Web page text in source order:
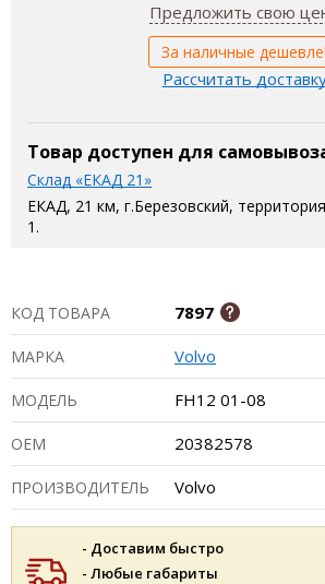
Предложить свою
За наличные дешевле!
Рассчитать
Товар доступен для
Склад «ЕКАД 21»
ЕКАД, 21 км, г.Березовский,
1.
КОД ТОВАРА 7897
МАРКА Volvo
МОДЕЛЬ FH12 01-08
ОЕМ 20382578
ПРОИЗВОДИТЕЛЬ Volvo
- Доставим быстро
- Любые габариты